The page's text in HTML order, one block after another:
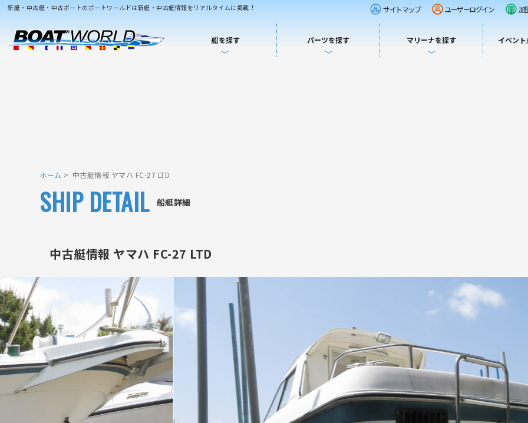
新艇・中古艇・中古ボートのボートワールドは新艇・中古艇情報をリアルタイムに掲載！ サイトマップ ユーザーログイン 加
船を探す パーツを探す マリーナを探す イベン
ホーム 中古艇情報 ヤマハ FC-27 LTD
船艇詳細
SHIP DETAIL
中古艇情報 ヤマハ FC-27 LTD